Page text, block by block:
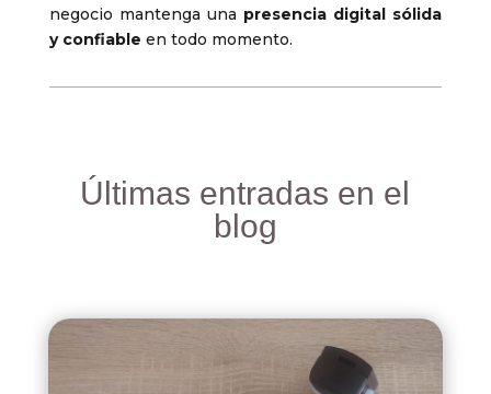
negocio mantenga una presencia digital sólida
y confiable en todo momento.
Últimas entradas en el
blog